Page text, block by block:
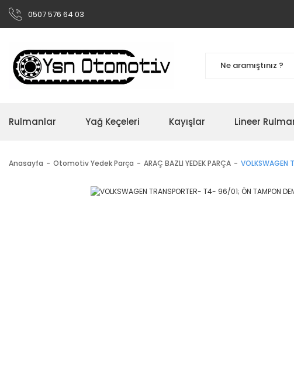
0507 576 64 03
Rulmanlar Yağ Keçeleri Kayışlar Lineer
Anasayfa Otomotiv Yedek Parça ARAÇ BAZLI YEDEK PARÇA VOLKSWAGEN